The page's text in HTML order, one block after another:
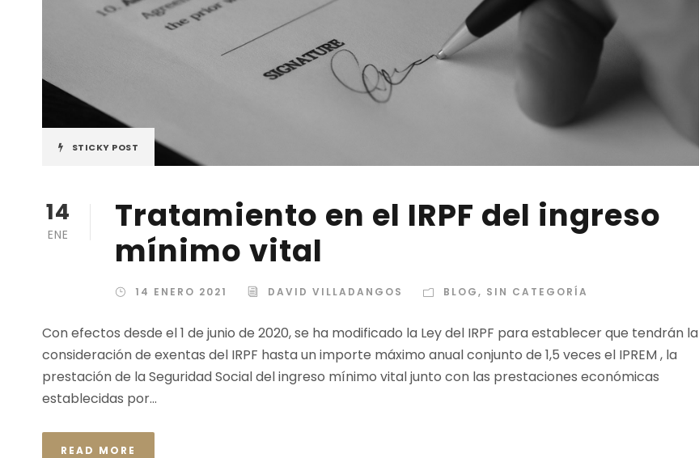
STICKY POST
14
ENE
Tratamiento en el IRPF del ingreso
mínimo vital
14 ENERO 2021 DAVID VILLADANGOS BLOG, SIN CATEGORÍA
Con efectos desde el 1 de junio de 2020, se ha modificado la Ley del IRPF para establecer que tendrán la
consideración de exentas del IRPF hasta un importe máximo anual conjunto de 1,5 veces el IPREM , la
prestación de la Seguridad Social del ingreso mínimo vital junto con las prestaciones económicas
establecidas por...
READ MORE